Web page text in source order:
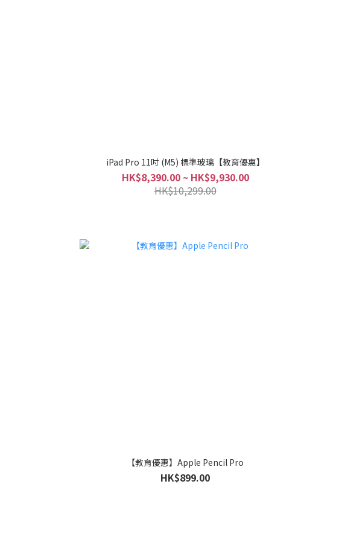
iPad Pro 11吋 (M5) 標準玻璃【教育優惠】
HK$8,390.00 ~ HK$9,930.00
HK$10,299.00
【教育優惠】Apple Pencil Pro
HK$899.00